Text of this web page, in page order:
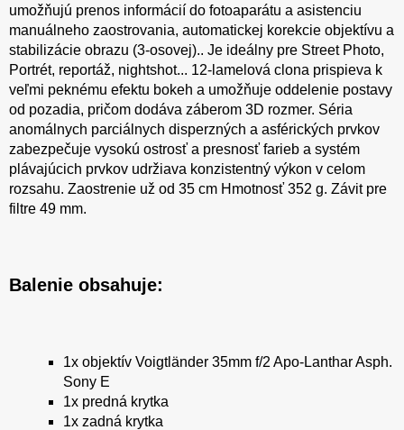
umožňujú prenos informácií do fotoaparátu a asistenciu
manuálneho zaostrovania, automatickej korekcie objektívu a
stabilizácie obrazu (3-osovej).. Je ideálny pre Street Photo,
Portrét, reportáž, nightshot... 12-lamelová clona prispieva k
veľmi peknému efektu bokeh a umožňuje oddelenie postavy
od pozadia, pričom dodáva záberom 3D rozmer. Séria
anomálnych parciálnych disperzných a asférických prvkov
zabezpečuje vysokú ostrosť a presnosť farieb a systém
plávajúcich prvkov udržiava konzistentný výkon v celom
rozsahu. Zaostrenie už od 35 cm Hmotnosť 352 g. Závit pre
filtre 49 mm.
Balenie obsahuje:
1x objektív Voigtländer 35mm f/2 Apo-Lanthar Asph.
Sony E
1x predná krytka
1x zadná krytka